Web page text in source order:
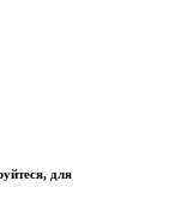
для